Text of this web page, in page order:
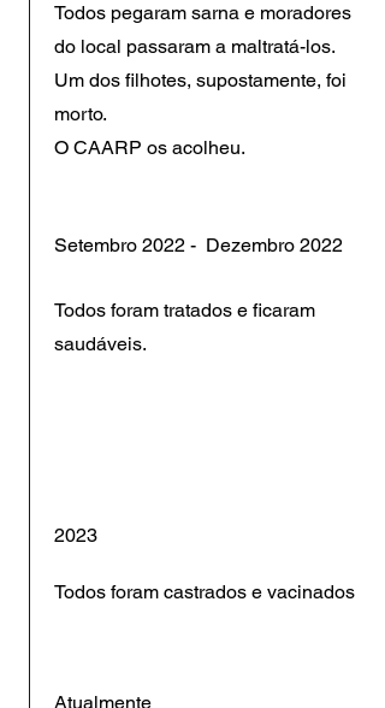
Todos pegaram sarna e moradores
do local passaram a maltratá-los.
Um dos filhotes, supostamente, foi
morto.
O CAARP os acolheu.
​Setembro 2022 - Dezembro 2022
Todos foram tratados e ficaram
saudáveis.
2023
Todos foram castrados e vacinados
Atualmente